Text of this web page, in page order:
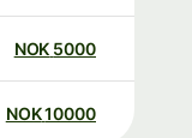
5000
NOK
10000
NOK